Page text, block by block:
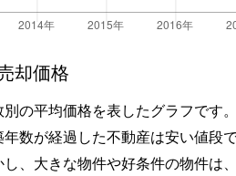
却価格
の平均価格を表したグラフです。
数が経過した不動産は安い値段
し、大きな物件や好条件の物件は